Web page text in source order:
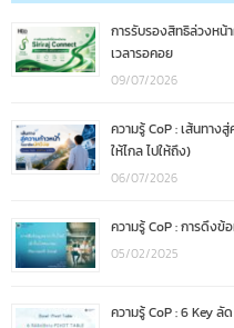
การรับรองสิทธิล่วงหน้
เวลารอคอย
09/07/2026
ความรู้ CoP : เส้นทาง
ให้ไกล ไปให้ถึง)
06/07/2026
ความรู้ CoP : การดึงข้
05/02/2025
ความรู้ CoP : 6 Key ลั